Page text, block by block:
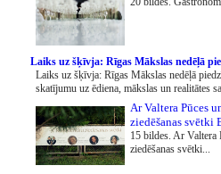
Laiks uz šķīvja: Rīgas Mākslas nedēļā
Laiks uz šķīvja: Rīgas Mākslas nedēļā
skatījumu uz ēdiena, mākslas un realitātes
Ar Valtera Pūces
ziedēšanas svētki
15 bildes. Ar Valtera
ziedēšanas svētki...